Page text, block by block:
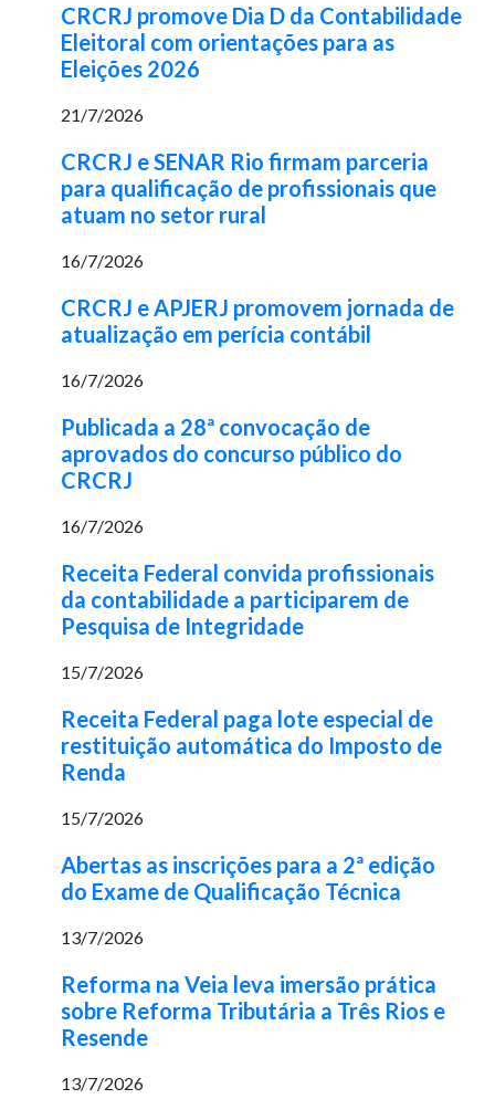
CRCRJ promove Dia D da Contabilidade
Eleitoral com orientações para as
Eleições 2026
21/7/2026
CRCRJ e SENAR Rio firmam parceria
para qualificação de profissionais que
atuam no setor rural
16/7/2026
CRCRJ e APJERJ promovem jornada de
atualização em perícia contábil
16/7/2026
Publicada a 28ª convocação de
aprovados do concurso público do
CRCRJ
16/7/2026
Receita Federal convida profissionais
da contabilidade a participarem de
Pesquisa de Integridade
15/7/2026
Receita Federal paga lote especial de
restituição automática do Imposto de
Renda
15/7/2026
Abertas as inscrições para a 2ª edição
do Exame de Qualificação Técnica
13/7/2026
Reforma na Veia leva imersão prática
sobre Reforma Tributária a Três Rios e
Resende
13/7/2026